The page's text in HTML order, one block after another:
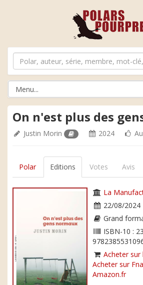
On n'est plus des
Justin Morin 2024
Polar Editions Votes Avis
La
22/08/2024
Grand
ISBN-10 :
Acheter sur
Acheter sur
Amazon.fr